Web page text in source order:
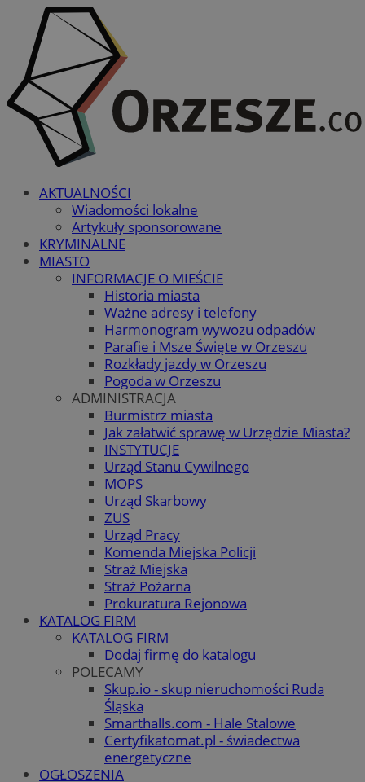
AKTUALNOŚCI
Wiadomości lokalne
Artykuły sponsorowane
KRYMINALNE
MIASTO
INFORMACJE O MIEŚCIE
Historia miasta
Ważne adresy i telefony
Harmonogram wywozu odpadów
Parafie i Msze Święte w Orzeszu
Rozkłady jazdy w Orzeszu
Pogoda w Orzeszu
ADMINISTRACJA
Burmistrz miasta
Jak załatwić sprawę w Urzędzie Miasta?
INSTYTUCJE
Urząd Stanu Cywilnego
MOPS
Urząd Skarbowy
ZUS
Urząd Pracy
Komenda Miejska Policji
Straż Miejska
Straż Pożarna
Prokuratura Rejonowa
KATALOG FIRM
KATALOG FIRM
Dodaj firmę do katalogu
POLECAMY
Skup.io - skup nieruchomości Ruda
Śląska
Smarthalls.com - Hale Stalowe
Certyfikatomat.pl - świadectwa
energetyczne
OGŁOSZENIA